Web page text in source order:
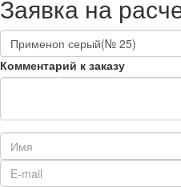
Заявка на
Комментарий к заказу